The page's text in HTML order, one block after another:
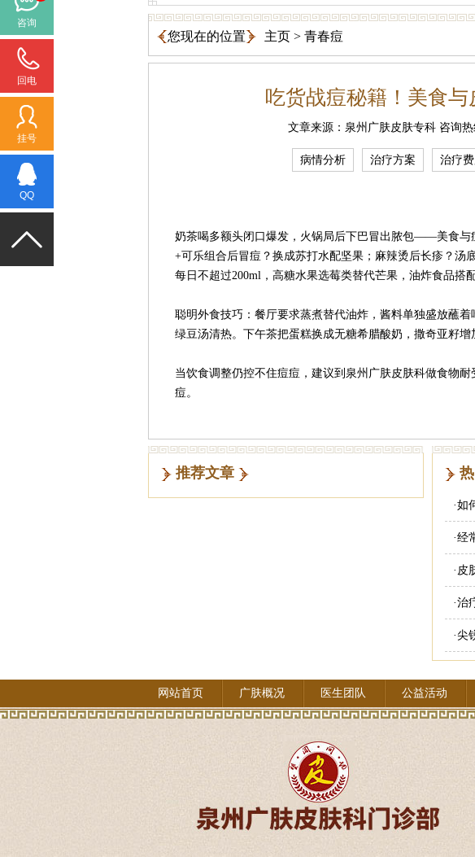
您现在的位置 主页 > 青春痘
吃货战痘秘籍！美食
文章来源：泉州广肤皮肤专科 咨询热
病情分析 治疗方案 治疗费
奶茶喝多额头闭口爆发，火锅局后下巴冒出脓包——美食与
+可乐组合后冒痘？换成苏打水配坚果；麻辣烫后长疹？汤
每日不超过200ml，高糖水果选莓类替代芒果，油炸食品搭
聪明外食技巧：餐厅要求蒸煮替代油炸，酱料单独盛放蘸
绿豆汤清热。下午茶把蛋糕换成无糖希腊酸奶，撒奇亚籽增
当饮食调整仍控不住痘痘，建议到泉州广肤皮肤科做食物
痘。
推荐文章
·如
·经
· 皮
·治
·尖
网站首页 广肤概况 医生团队 公益活动
咨询
回电
挂号
QQ